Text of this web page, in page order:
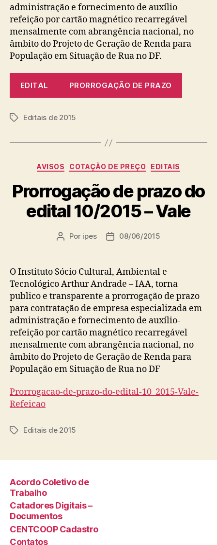
administração e fornecimento de auxílio-
refeição por cartão magnético recarregável
mensalmente com abrangência nacional, no
âmbito do Projeto de Geração de Renda para
População em Situação de Rua no DF.
EDITAL PRORROGAÇÃO DE PRAZO
TagsEditais de 2015
Categorias
AVISOS COTAÇÃO DE PREÇO EDITAIS
Prorrogação de prazo do
edital 10/2015 – Vale
Autor
Por ipes
Data08/06/2015
O Instituto Sócio Cultural, Ambiental e
Tecnológico Arthur Andrade – IAA, torna
publico e transparente a prorrogação de prazo
para contratação de empresa especializada em
administração e fornecimento de auxílio-
refeição por cartão magnético recarregável
mensalmente com abrangência nacional, no
âmbito do Projeto de Geração de Renda para
População em Situação de Rua no DF
Prorrogacao-de-prazo-do-edital-10_2015-Vale-
Refeicao
TagsEditais de 2015
Acordo Coletivo de
Trabalho
Catadores Digitais –
Documentos
CENTCOOP Cadastro
Contatos